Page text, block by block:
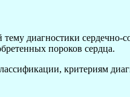
диагностики
пороков сердца.
критериям